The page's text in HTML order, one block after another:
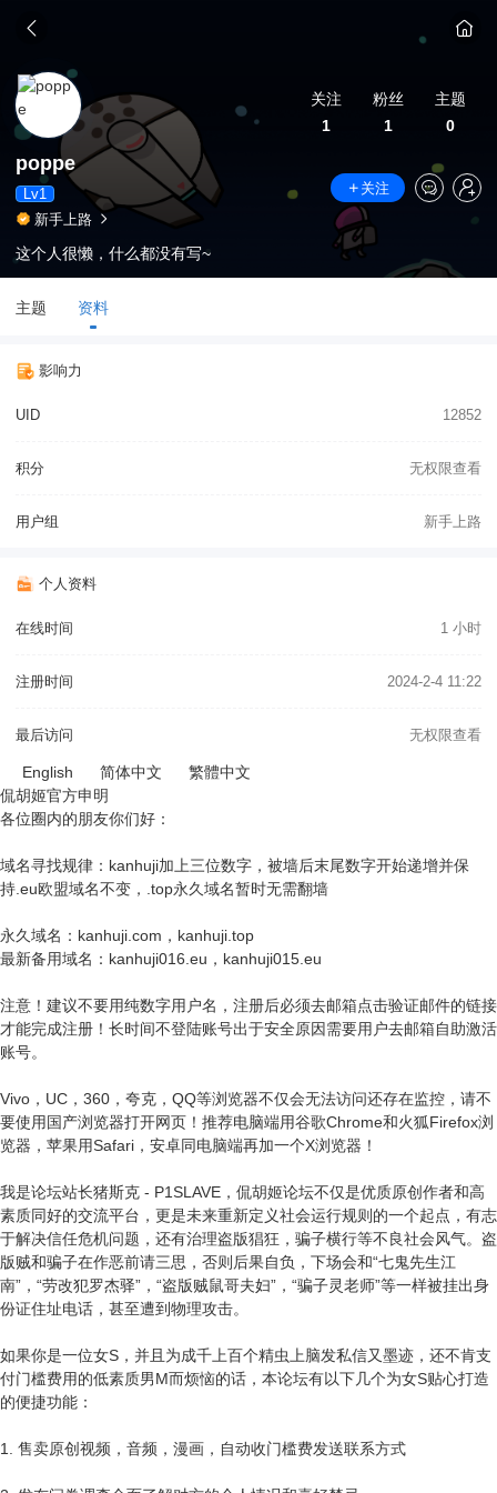
关注
1
粉丝
1
主题
0
poppe
Lv1
关注
新手上路
这个人很懒，什么都没有写~
主题 资料
影响力
UID 12852
积分 无权限查看
用户组 新手上路
个人资料
在线时间 1 小时
注册时间 2024-2-4 11:22
最后访问 无权限查看
English 简体中文
繁體中文
侃胡姬官方申明
各位圈内的朋友你们好：
域名寻找规律：kanhuji加上三位数字，被墙后末尾数字开始递增并保
持.eu欧盟域名不变，.top永久域名暂时无需翻墙
永久域名：kanhuji.com，kanhuji.top
最新备用域名：kanhuji016.eu，kanhuji015.eu
注意！建议不要用纯数字用户名，注册后必须去邮箱点击验证邮件的链接
才能完成注册！长时间不登陆账号出于安全原因需要用户去邮箱自助激活
账号。
Vivo，UC，360，夸克，QQ等浏览器不仅会无法访问还存在监控，请不
要使用国产浏览器打开网页！推荐电脑端用谷歌Chrome和火狐Firefox浏
览器，苹果用Safari，安卓同电脑端再加一个X浏览器！
我是论坛站长猪斯克 - P1SLAVE，侃胡姬论坛不仅是优质原创作者和高
素质同好的交流平台，更是未来重新定义社会运行规则的一个起点，有志
于解决信任危机问题，还有治理盗版猖狂，骗子横行等不良社会风气。盗
版贼和骗子在作恶前请三思，否则后果自负，下场会和“七鬼先生江
南”，“劳改犯罗杰驿”，“盗版贼鼠哥夫妇”，“骗子灵老师”等一样被挂出身
份证住址电话，甚至遭到物理攻击。
如果你是一位女S，并且为成千上百个精虫上脑发私信又墨迹，还不肯支
付门槛费用的低素质男M而烦恼的话，本论坛有以下几个为女S贴心打造
的便捷功能：
1. 售卖原创视频，音频，漫画，自动收门槛费发送联系方式